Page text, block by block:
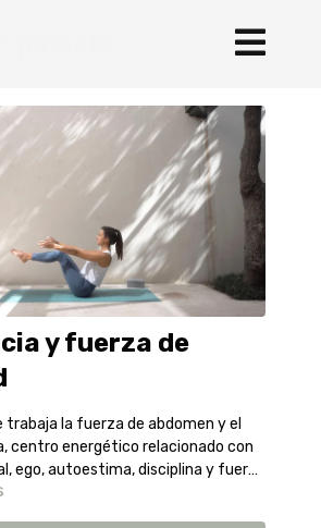
y fuerza de
trabaja la fuerza de abdomen y el
centro energético relacionado con
ego, autoestima, disciplina y fuerza